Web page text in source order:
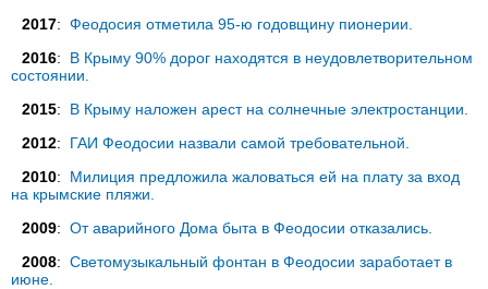
2017: Феодосия отметила 95-ю годовщину пионерии.
2016: В Крыму 90% дорог находятся в неудовлетворительном
состоянии.
2015: В Крыму наложен арест на солнечные электростанции.
2012: ГАИ Феодосии назвали самой требовательной.
2010: Милиция предложила жаловаться ей на плату за вход
на крымские пляжи.
2009: От аварийного Дома быта в Феодосии отказались.
2008: Светомузыкальный фонтан в Феодосии заработает в
июне.